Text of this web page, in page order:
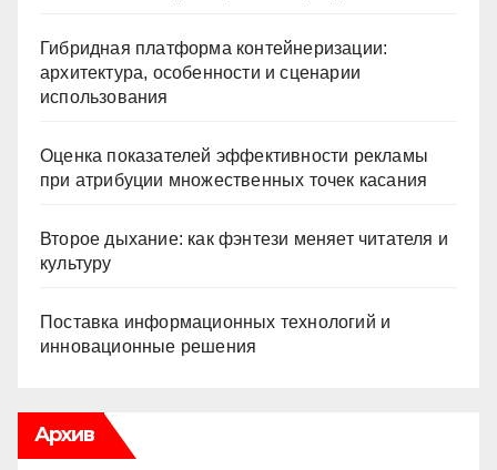
Гибридная платформа контейнеризации:
архитектура, особенности и сценарии
использования
Оценка показателей эффективности рекламы
при атрибуции множественных точек касания
Второе дыхание: как фэнтези меняет читателя и
культуру
Поставка информационных технологий и
инновационные решения
Архив